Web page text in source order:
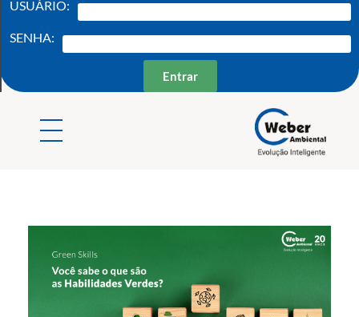
USUÁRIO:
SENHA:
Entrar